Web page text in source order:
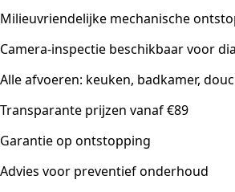
Milieuvriendelijke mechanische
Camera-inspectie beschikbaar voor
Alle afvoeren: keuken, badkamer,
Transparante prijzen vanaf €89
Garantie op ontstopping
Advies voor preventief onderhoud